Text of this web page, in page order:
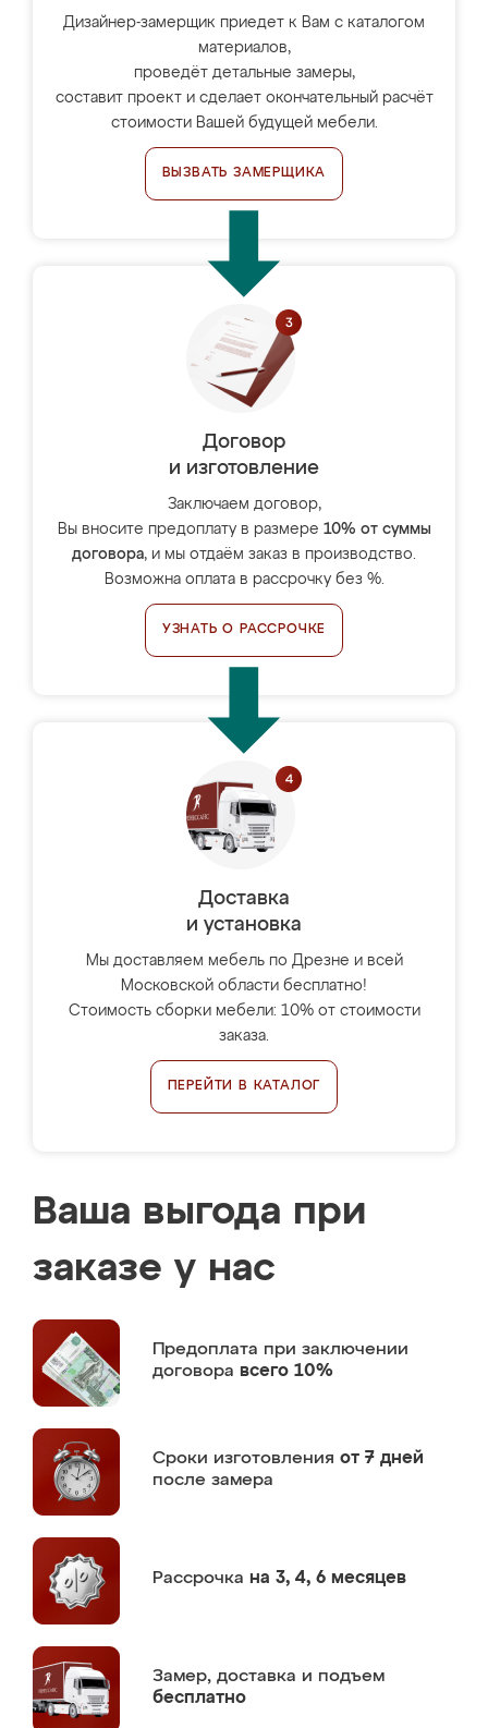
Дизайнер-замерщик приедет к Вам с каталогом
материалов,
проведёт детальные замеры,
составит проект и сделает окончательный расчёт
стоимости Вашей будущей мебели.
ВЫЗВАТЬ ЗАМЕРЩИКА
Договор
и изготовление
Заключаем договор,
Вы вносите предоплату в размере 10% от суммы
договора, и мы отдаём заказ в производство.
Возможна оплата в рассрочку без %.
УЗНАТЬ О РАССРОЧКЕ
Доставка
и установка
Мы доставляем мебель по Дрезне и всей
Московской области бесплатно!
Стоимость сборки мебели: 10% от стоимости
заказа.
ПЕРЕЙТИ В КАТАЛОГ
Ваша выгода при
заказе у нас
Предоплата при заключении
договора всего 10%
Сроки изготовления от 7 дней
после замера
Рассрочка на 3, 4, 6 месяцев
Замер, доставка и подъем
бесплатно